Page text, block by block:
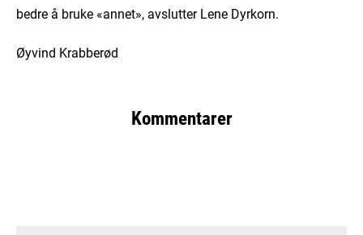
bedre å bruke «annet», avslutter Lene Dyrkorn.
Øyvind Krabberød
Kommentarer